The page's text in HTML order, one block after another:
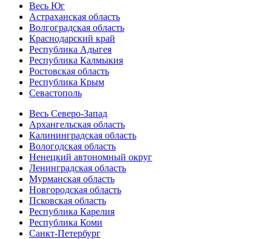
Весь Юг
Астраханская область
Волгоградская область
Краснодарский край
Республика Адыгея
Республика Калмыкия
Ростовская область
Республика Крым
Севастополь
Весь Северо-Запад
Архангельская область
Калининградская область
Вологодская область
Ненецкий автономный округ
Ленинградская область
Мурманская область
Новгородская область
Псковская область
Республика Карелия
Республика Коми
Санкт-Петербург